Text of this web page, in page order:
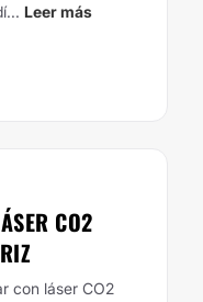
Leer más
CO2
con láser CO2